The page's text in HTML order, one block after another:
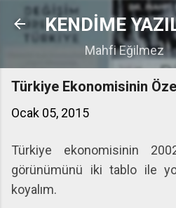
KENDİME
Mahfi Eğilmez
Türkiye Ekonomisinin
Ocak 05, 2015
Türkiye ekonomisinin
görünümünü iki tablo ile
koyalım.